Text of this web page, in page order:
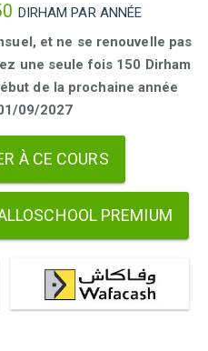
DIRHAM PAR ANNÉE
et ne se renouvelle pas
une seule fois 150 Dirham
de la prochaine année
09/2027
À CE COURS
PREMIUM